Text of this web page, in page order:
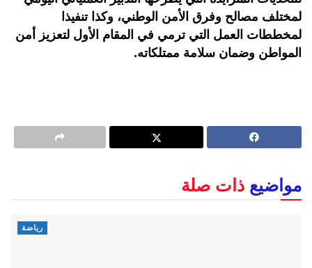
لمختلف مصالح وفرق الأمن الوطني، وكذا تنفيذا
لمخططات العمل التي ترمي في المقام الأول لتعزيز أمن
المواطن وضمان سلامة ممتلكاته.
مواضيع ذات صلة
رياضة